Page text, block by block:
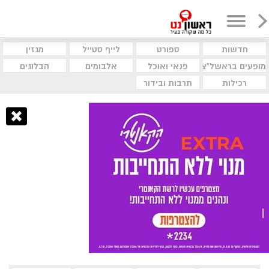
חדשות ספורט לייף סטייל
מגזין
מופעים בראשל"צ
פנאי ואוכל אלבומים
הבלוגים
רכילות
תרבות ובידור